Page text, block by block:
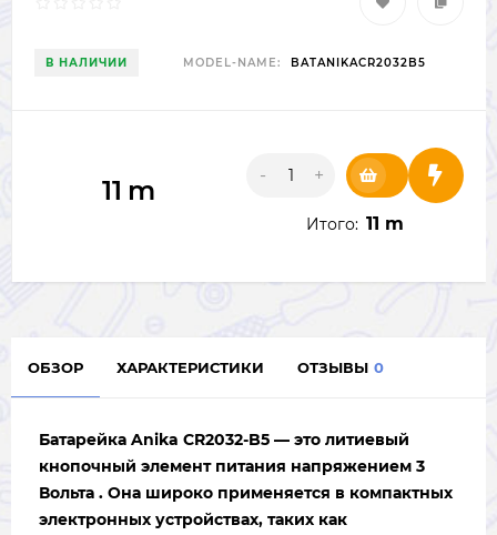
В НАЛИЧИИ MODEL-NAME: BATANIKACR2032B5
11 m - +
Итого: 11 m
ОБЗОР ХАРАКТЕРИСТИКИ ОТЗЫВЫ 0
Батарейка Anika CR2032-B5 — это литиевый
кнопочный элемент питания напряжением 3
Вольта . Она широко применяется в компактных
электронных устройствах, таких как